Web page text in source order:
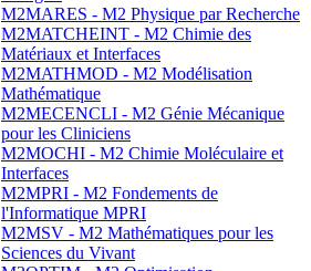
M2MARES - M2 Physique par Recherche
M2MATCHEINT - M2 Chimie des
Matériaux et Interfaces
M2MATHMOD - M2 Modélisation
Mathématique
M2MECENCLI - M2 Génie Mécanique
pour les Cliniciens
M2MOCHI - M2 Chimie Moléculaire et
Interfaces
M2MPRI - M2 Fondements de
l'Informatique MPRI
M2MSV - M2 Mathématiques pour les
Sciences du Vivant